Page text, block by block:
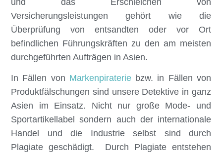
Versicherungsleistungen gehört wie die
Überprüfung von entsandten oder vor Ort
befindlichen Führungskräften zu den am meisten
durchgeführten Aufträgen in Asien.
In Fällen von Markenpirateriebzw. in Fällen von
Produktfälschungen sind unsere Detektive in ganz
Asien im Einsatz. Nicht nur große Mode- und
Sportartikellabel sondern auch der internationale
Handel und die Industrie selbst sind durch
Plagiate geschädigt. Durch Plagiate entstehen